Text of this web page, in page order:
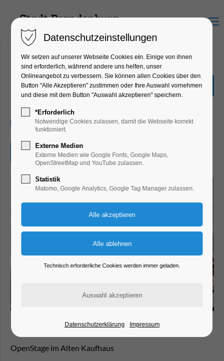
Menu
OpenStage
Konzert, Musik
24.06.2026, 20:00–23:59
Eintritt frei
OpenStage im Alten Kaufhaus
Datenschutzeinstellungen
Wir setzen auf unserer Webseite Cookies ein. Einige von ihnen
sind erforderlich, während andere uns helfen, unser
Onlineangebot zu verbessern. Sie können allen Cookies über den
Button "Alle Akzeptieren" zustimmen oder Ihre Auswahl vornehmen
und diese mit dem Button "Auswahl akzeptieren" speichern.
*Erforderlich
Notwendige Cookies zulassen, damit die Webseite korrekt
funktioniert.
Externe Medien
Externe Medien wie Google Fonts, Google Maps,
OpenStreetMap und YouTube zulassen.
Statistik
Matomo, Google Analytics, Google Tag Manager zulassen.
Technisch erforderliche Cookies werden immer geladen.
Datenschutzerklärung Impressum